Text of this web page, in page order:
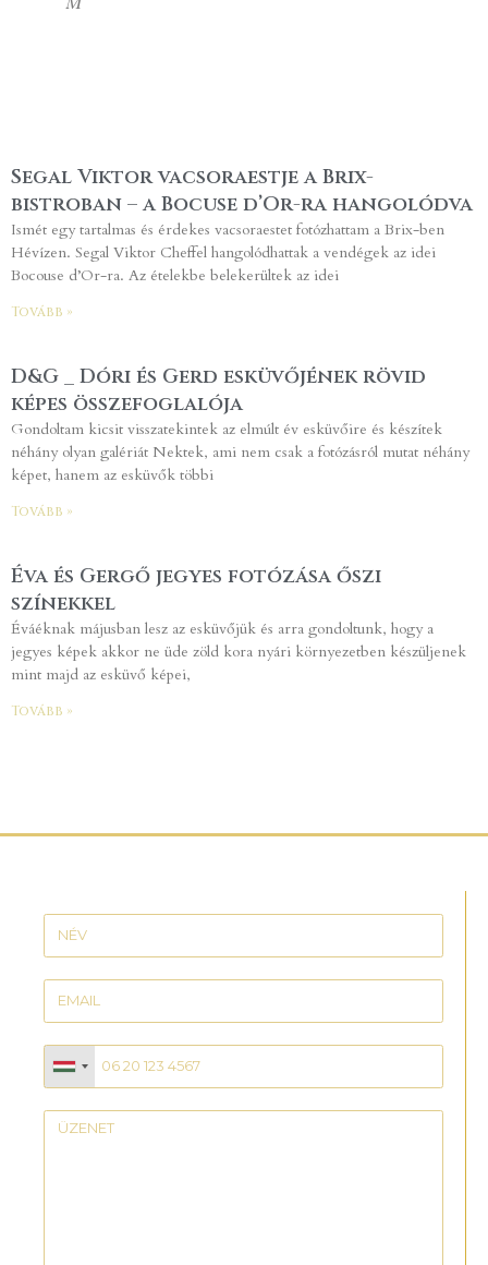
Segal Viktor vacsoraestje a Brix-
bistroban – a Bocuse d’Or-ra hangolódva
Ismét egy tartalmas és érdekes vacsoraestet fotózhattam a Brix-ben
Hévízen. Segal Viktor Cheffel hangolódhattak a vendégek az idei
Bocouse d’Or-ra. Az ételekbe belekerültek az idei
Tovább »
D&G _ Dóri és Gerd esküvőjének rövid
képes összefoglalója
Gondoltam kicsit visszatekintek az elmúlt év esküvőire és készítek
néhány olyan galériát Nektek, ami nem csak a fotózásról mutat néhány
képet, hanem az esküvők többi
Tovább »
Éva és Gergő jegyes fotózása őszi
színekkel
Éváéknak májusban lesz az esküvőjük és arra gondoltunk, hogy a
jegyes képek akkor ne üde zöld kora nyári környezetben készüljenek
mint majd az esküvő képei,
Tovább »